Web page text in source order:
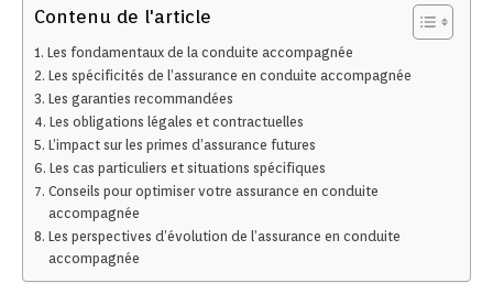
Contenu de l'article
Les fondamentaux de la conduite accompagnée
Les spécificités de l’assurance en conduite accompagnée
Les garanties recommandées
Les obligations légales et contractuelles
L’impact sur les primes d’assurance futures
Les cas particuliers et situations spécifiques
Conseils pour optimiser votre assurance en conduite
accompagnée
Les perspectives d’évolution de l’assurance en conduite
accompagnée